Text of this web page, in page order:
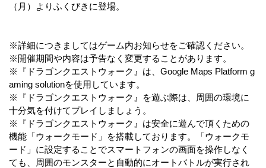
（月）よりふくびきに登場。
※詳細につきましてはゲーム内お知らせをご確認ください。
※開催期間や内容は予告なく変更することがあります。
※『ドラゴンクエストウォーク』は、Google Maps Platform g
aming solutionを使用しています。
※『ドラゴンクエストウォーク』を遊ぶ際は、周囲の環境に
十分気を付けてプレイしましょう。
※『ドラゴンクエストウォーク』は安全に遊んで頂くための
機能「ウォークモード」を搭載しております。「ウォークモ
ード」に設定することでスマートフォンの画面を操作しなく
ても、周囲のモンスターと自動的にオートバトルが実行され